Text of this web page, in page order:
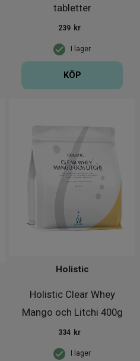
tabletter
I lager
239 kr
KÖP
Holistic Clear Whey
Mango och Litchi 400g
Holistic
I lager
334 kr